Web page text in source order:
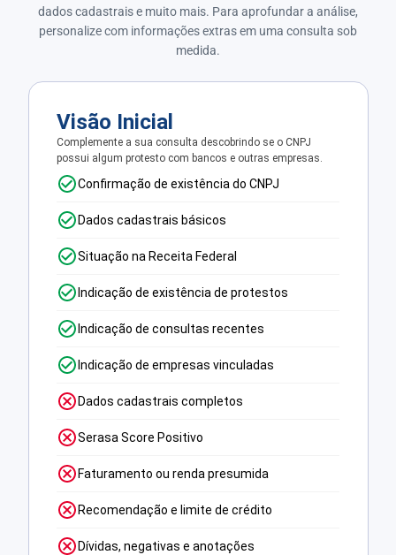
dados cadastrais e muito mais. Para aprofundar a análise,
personalize com informações extras em uma consulta sob
medida.
Visão Inicial
Complemente a sua consulta descobrindo se o CNPJ
possui algum protesto com bancos e outras empresas.
Confirmação de existência do CNPJ
Dados cadastrais básicos
Situação na Receita Federal
Indicação de existência de protestos
Indicação de consultas recentes
Indicação de empresas vinculadas
Dados cadastrais completos
Serasa Score Positivo
Faturamento ou renda presumida
Recomendação e limite de crédito
Dívidas, negativas e anotações